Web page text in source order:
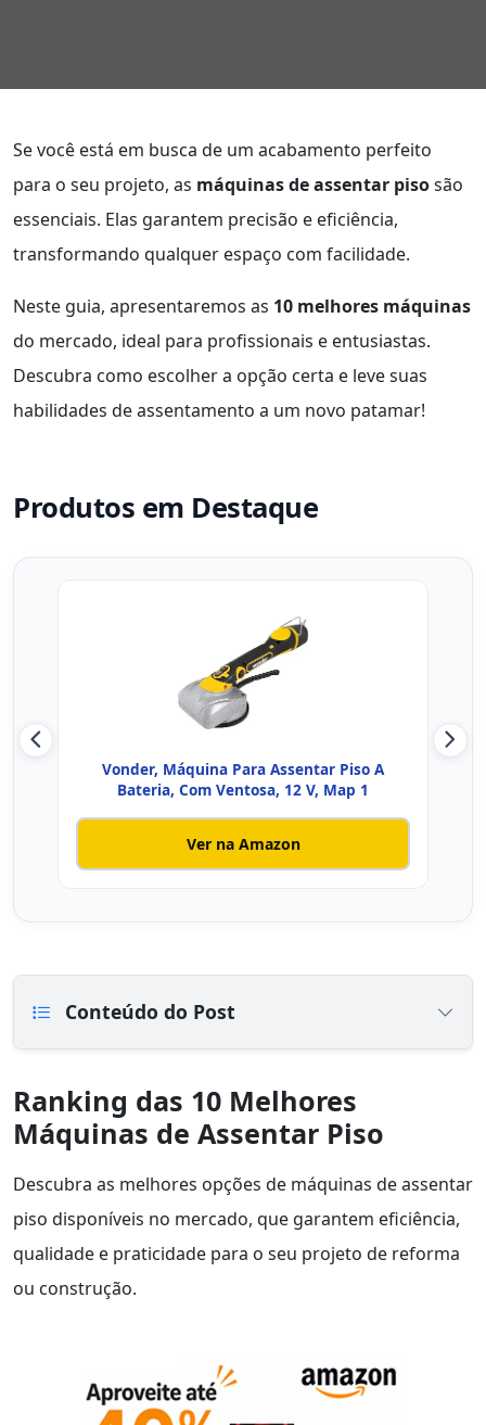
Se você está em busca de um acabamento perfeito
para o seu projeto, as máquinas de assentar pisosão
essenciais. Elas garantem precisão e eficiência,
transformando qualquer espaço com facilidade.
Neste guia, apresentaremos as 10 melhores máquinas
do mercado, ideal para profissionais e entusiastas.
Descubra como escolher a opção certa e leve suas
habilidades de assentamento a um novo patamar!
Produtos em Destaque
Vonder, Máquina Para Assentar Piso A
Bateria, Com Ventosa, 12 V, Map 1
Ver na Amazon
Conteúdo do Post
Ranking das 10 Melhores
Máquinas de Assentar Piso
Descubra as melhores opções de máquinas de assentar
piso disponíveis no mercado, que garantem eficiência,
qualidade e praticidade para o seu projeto de reforma
ou construção.